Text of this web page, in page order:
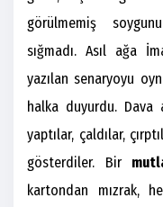
görülmemiş
sığmadı. Asıl ağa
yazılan senaryoyu
halka duyurdu. Dava
yaptılar, çaldılar,
gösterdiler. Bir
kartondan mızrak,